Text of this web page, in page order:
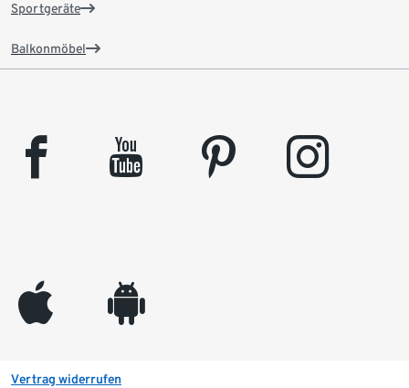
Sportgeräte
Balkonmöbel
facebook youtube pinterest instagram
appleinc android
Vertrag widerrufen